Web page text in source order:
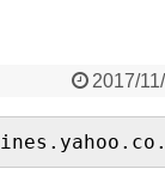
2017/